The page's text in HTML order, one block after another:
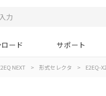
ード サポート
NEXT > 形式セレクタ > E2EQ-